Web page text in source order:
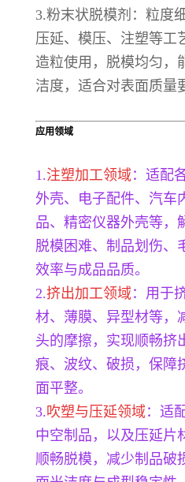
3.粉末状脱模剂：粒度
压延、模压、注塑等工
造粒使用，脱模均匀，
洁度，适合对表面质量
应用领域
1.注塑加工领域 ：适配
外壳、电子配件、汽车
品、精密仪器外壳等，
脱模困难、制品划伤、
效率与成品品质。
2.挤出加工领域 ：用于
材、薄膜、异型材等，
头的摩擦，实现顺畅挤
痕、波纹、破损，保障
面平整。
3.吹塑与压延领域 ：适
中空制品，以及压延片
顺畅脱模，减少制品破